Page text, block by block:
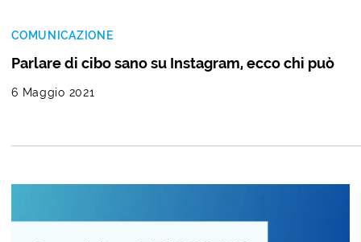
COMUNICAZIONE
Parlare di cibo sano su Instagram, ecco chi può
6 Maggio 2021